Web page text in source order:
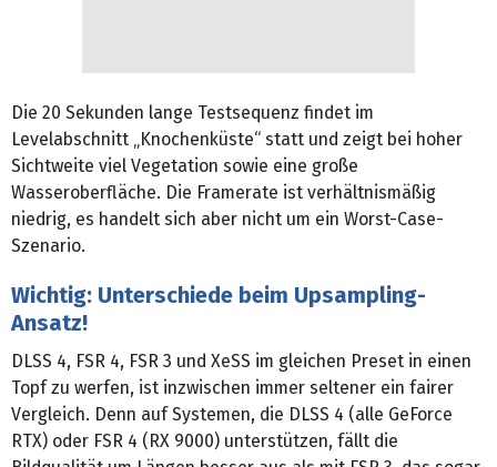
Die 20 Sekunden lange Testsequenz findet im
Levelabschnitt „Knochenküste“ statt und zeigt bei hoher
Sichtweite viel Vegetation sowie eine große
Wasseroberfläche. Die Framerate ist verhältnismäßig
niedrig, es handelt sich aber nicht um ein Worst-Case-
Szenario.
Wichtig: Unterschiede beim Upsampling-
Ansatz!
DLSS 4, FSR 4, FSR 3 und XeSS im gleichen Preset in einen
Topf zu werfen, ist inzwischen immer seltener ein fairer
Vergleich. Denn auf Systemen, die DLSS 4 (alle GeForce
RTX) oder FSR 4 (RX 9000) unterstützen, fällt die